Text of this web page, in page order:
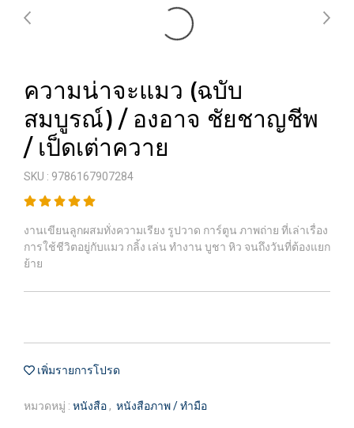
ความน่าจะแมว (ฉบับ
สมบูรณ์) / องอาจ ชัยชาญชีพ
/ เป็ดเต่าควาย
SKU : 9786167907284
งานเขียนลูกผสมทั่งความเรียง รูปวาด การ์ตูน ภาพถ่าย ที่เล่าเรื่อง
การใช้ชีวิตอยู่กับแมว กลิ้ง เล่น ทำงาน บูชา หิว จนถึงวันที่ต้องแยก
ย้าย
เพิ่มรายการโปรด
หมวดหมู่ : หนังสือ , หนังสือภาพ / ทำมือ